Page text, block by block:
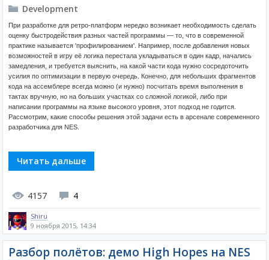
Development
При разработке для ретро-платформ нередко возникает необходимость сделать
оценку быстродействия разных частей программы — то, что в современной
практике называется 'профилированием'. Например, после добавления новых
возможностей в игру её логика перестала укладываться в один кадр, начались
замедления, и требуется выяснить, на какой части кода нужно сосредоточить
усилия по оптимизации в первую очередь. Конечно, для небольших фрагментов
кода на ассемблере всегда можно (и нужно) посчитать время выполнения в
тактах вручную, но на больших участках со сложной логикой, либо при
написании программы на языке высокого уровня, этот подход не годится.
Рассмотрим, какие способы решения этой задачи есть в арсенале современного
разработчика для NES.
Читать дальше
4157 4
Shiru
9 ноября 2015, 14:34
Разбор полётов: демо High Hopes на NES